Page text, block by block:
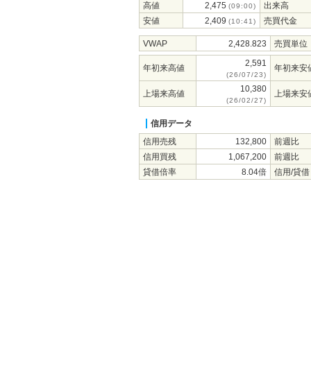
高値
2,475 (09:00)
出来高
安値
2,409 (10:41) 売買代金
VWAP 2,428.823 売買単位
年初来高値 2,591
(26/07/23)
年初来安
上場来高値 10,380
(26/02/27)
上場来安
信用データ
信用売残
132,800
前週比
信用買残
1,067,200
前週比
貸借倍率
8.04倍 信用/貸借